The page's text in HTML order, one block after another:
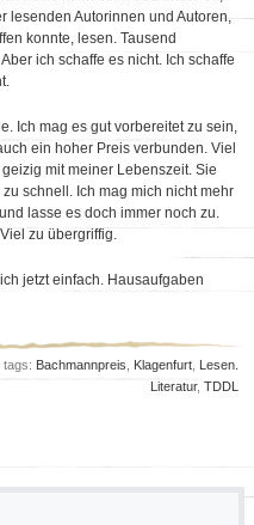
lesenden Autorinnen und Autoren,
konnte, lesen. Tausend
ich schaffe es nicht. Ich schaffe
Ich mag es gut vorbereitet zu sein,
ein hoher Preis verbunden. Viel
mit meiner Lebenszeit. Sie
schnell. Ich mag mich nicht mehr
lasse es doch immer noch zu.
zu übergriffig.
jetzt einfach. Hausaufgaben
tags: Bachmannpreis Klagenfurt Lesen.
Literatur, TDDL